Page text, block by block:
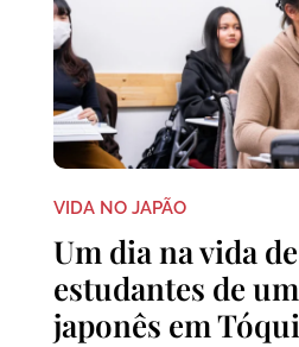
VIDA NO JAPÃO
Um dia na vida
estudantes de
japonês em